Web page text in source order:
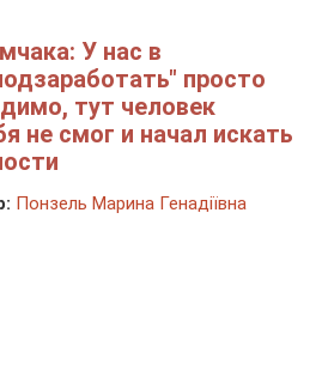
У нас в
просто
тут человек
не смог и начал искать
Понзель Марина Генадіївна